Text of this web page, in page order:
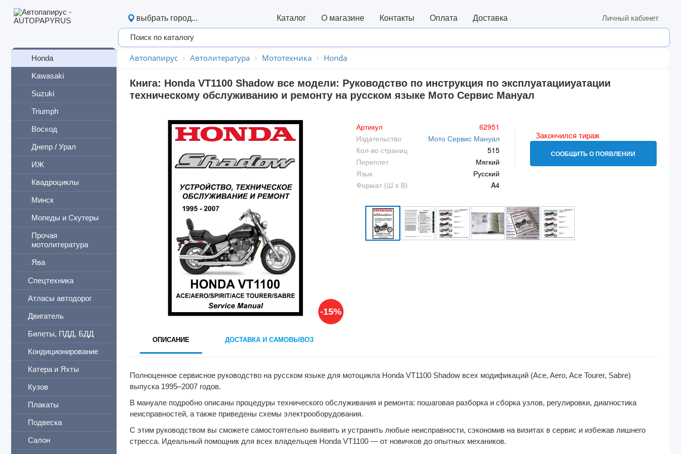
BMW
Honda
Kawasaki
Suzuki
Triumph
Восход
Днепр / Урал
ИЖ
Квадроциклы
Минск
Мопеды и Скутеры
Прочая
мотолитература
Ява
Спецтехника
Атласы автодорог
Двигатель
Билеты, ПДД, БДД
Кондиционирование
Катера и Яхты
Кузов
Плакаты
Подвеска
Салон
выбрать город... Каталог О магазине Контакты Оплата Доставка Личный кабинет
Автопапирус Автолитература Мототехника Honda
Книга: Honda VT1100 Shadow все модели: Руководство по инструкция по эксплуатацииуатации
техническому обслуживанию и ремонту на русском языке Мото Сервис Мануал
-15%
Артикул
62951
Издательство
Мото Сервис Мануал
Кол-во страниц
515
Переплет
Мягкий
Язык
Русский
Формат (Ш x В)
A4
Закончился тираж
СООБЩИТЬ О ПОЯВЛЕНИИ
ОПИСАНИЕ ДОСТАВКА И САМОВЫВОЗ
Полноценное сервисное руководство на русском языке для мотоцикла Honda VT1100 Shadow всех модификаций (Ace, Aero, Ace Tourer, Sabre)
выпуска 1995–2007 годов.
В мануале подробно описаны процедуры технического обслуживания и ремонта: пошаговая разборка и сборка узлов, регулировки, диагностика
неисправностей, а также приведены схемы электрооборудования.
С этим руководством вы сможете самостоятельно выявить и устранить любые неисправности, сэкономив на визитах в сервис и избежав лишнего
стресса. Идеальный помощник для всех владельцев Honda VT1100 — от новичков до опытных механиков.